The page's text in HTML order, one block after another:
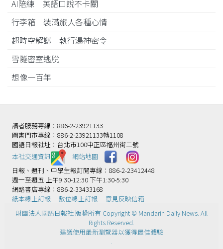
AI陪練 英語口說不卡關
行李箱 裝滿旅人各種心情
超時空解謎 執行湯神密令
雪隧密室逃脫
想像一百年
讀者服務專線：886-2-23921133
圖書門市專線：886-2-23921133轉1108
國語日報社址：台北市100中正區福州街二號
本社交通資訊️
網站地圖
日報、週刊、中學生報訂閱專線：886-2-23412448
週一至週五 上午9:30-12:30 下午1:30-5:30
網路書店專線：886-2-33433168
紙本線上訂報
數位線上訂報
意見反映信箱
財團法人國語日報社 版權所有 Copyright © Mandarin Daily News. All
Rights Reserved.
建議使用最新瀏覽器以獲得最佳體驗
.